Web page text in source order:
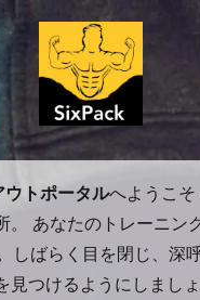
トポータルへようこ
。 あなたのトレーニン
しばらく目を閉じ、深
見つけるようにしまし